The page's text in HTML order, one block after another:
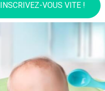
INSCRIVEZ-VOUS VITE !